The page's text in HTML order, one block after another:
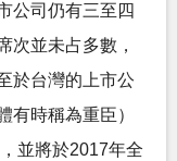
公司仍有三至四
次並未占多數，
於台灣的上市公
有時稱為重臣）
並將於2017年全